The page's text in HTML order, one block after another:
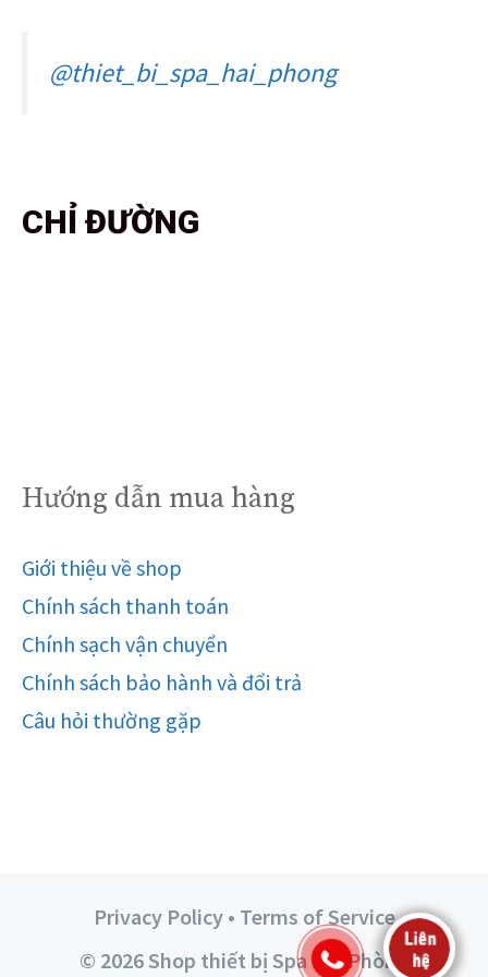
@thiet_bi_spa_hai_phong
CHỈ ĐƯỜNG
Hướng dẫn mua hàng
Giới thiệu về shop
Chính sách thanh toán
Chính sạch vận chuyển
Chính sách bảo hành và đổi trả
Câu hỏi thường gặp
Privacy Policy • Terms of Service
© 2026 Shop thiết bị Spa Hải Phòng